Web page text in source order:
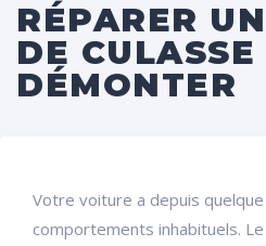
RÉPARER
DE CULASSE
DÉMONTER
Votre voiture a depuis
comportements inhabituels.